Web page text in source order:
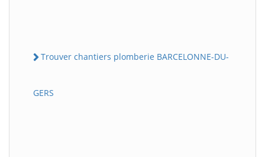
Trouver chantiers plomberie BARCELONNE-DU-
GERS